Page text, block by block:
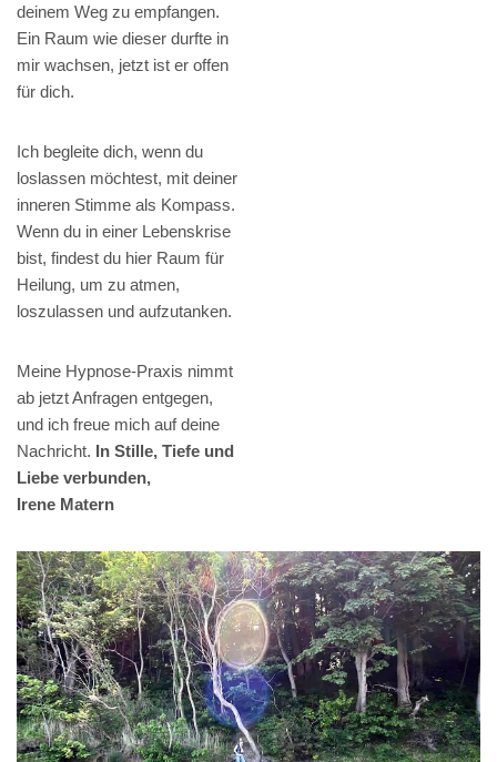
deinem Weg zu empfangen.
Ein Raum wie dieser durfte in
mir wachsen, jetzt ist er offen
für dich.
Ich begleite dich, wenn du
loslassen möchtest, mit deiner
inneren Stimme als Kompass.
Wenn du in einer Lebenskrise
bist, findest du hier Raum für
Heilung, um zu atmen,
loszulassen und aufzutanken.
Meine Hypnose-Praxis nimmt
ab jetzt Anfragen entgegen,
und ich freue mich auf deine
Nachricht. In Stille, Tiefe und
Liebe verbunden,
Irene Matern